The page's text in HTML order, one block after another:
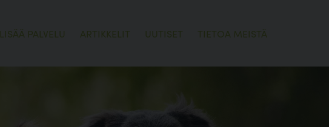
LISÄÄ PALVELU ARTIKKELIT UUTISET TIETOA MEISTÄ